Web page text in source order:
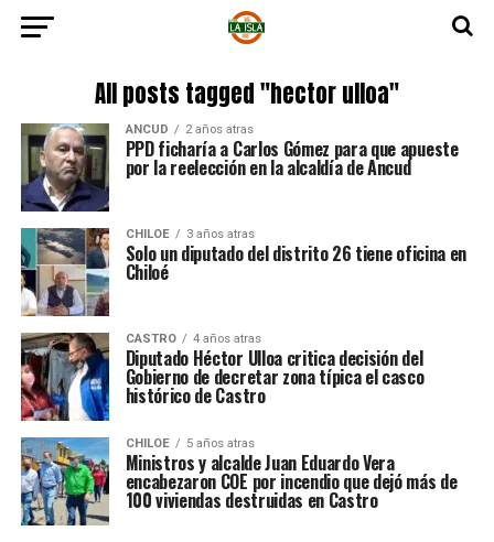
All posts tagged "hector ulloa"
ANCUD 2 años atras
PPD ficharía a Carlos Gómez para que apueste
por la reelección en la alcaldía de Ancud
CHILOE 3 años atras
Solo un diputado del distrito 26 tiene oficina en
Chiloé
CASTRO 4 años atras
Diputado Héctor Ulloa critica decisión del
Gobierno de decretar zona típica el casco
histórico de Castro
CHILOE 5 años atras
Ministros y alcalde Juan Eduardo Vera
encabezaron COE por incendio que dejó más de
100 viviendas destruidas en Castro